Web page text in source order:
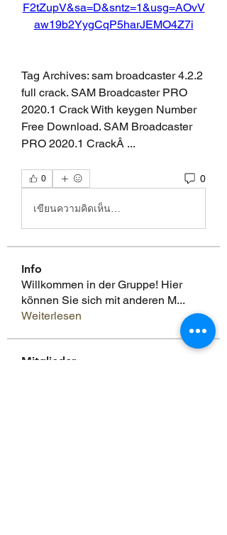
F2tZupV&sa=D&sntz=1&usg=AOvV
aw19b2YygCqP5harJEMO4Z7i
Tag Archives: sam broadcaster 4.2.2
full crack. SAM Broadcaster PRO
2020.1 Crack With keygen Number
Free Download. SAM Broadcaster
PRO 2020.1 CrackÂ ...
0 0
เขียนความคิดเห็น…
Info
Willkommen in der Gruppe! Hier
können Sie sich mit anderen M...
Weiterlesen
Mitglieder